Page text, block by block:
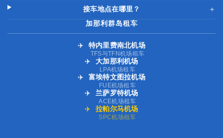
接车地点在哪里？
＋
加那利群岛租车
✈️ 特内里费南北机场
TFS与TFN机场租车
✈️ 大加那利机场
LPA机场租车
✈️ 富埃特文图拉机场
FUE机场租车
✈️ 兰萨罗特机场
ACE机场租车
✈️ 拉帕尔马机场
SPC机场租车